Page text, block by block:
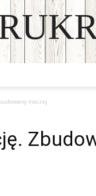
THE ART OF
inaczej.